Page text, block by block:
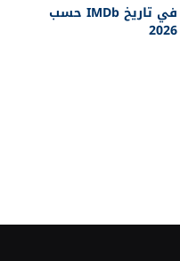
أفضل 25 فيلماً في تاريخ IMDb حسب